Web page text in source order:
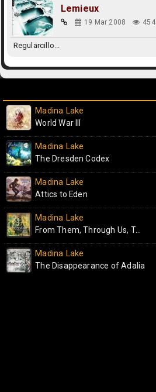
Lemieux
19 Mar 2008 454
Regularcillo...
Madina Lake
World War III
Madina Lake
The Dresden Codex
Madina Lake
Attics to Eden
Madina Lake
From Them, Through Us, T...
Madina Lake
The Disappearance of Adalia